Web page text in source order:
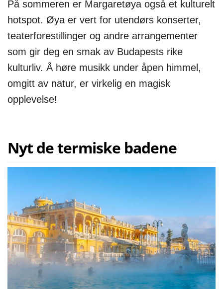
På sommeren er Margaretøya også et kulturelt
hotspot. Øya er vert for utendørs konserter,
teaterforestillinger og andre arrangementer
som gir deg en smak av Budapests rike
kulturliv. Å høre musikk under åpen himmel,
omgitt av natur, er virkelig en magisk
opplevelse!
Nyt de termiske badene